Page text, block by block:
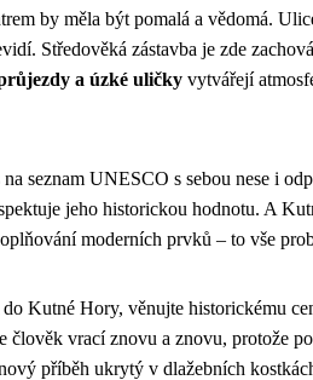
by měla být pomalá a vědomá.
Středověká zástavba je zde
a úzké uličky vytvářejí
seznam UNESCO s sebou nese i
jeho historickou hodnotu. A
moderních prvků – to vše
Kutné Hory, věnujte historickému
člověk vrací znovu a znovu, protože
příběh ukrytý v dlažebních